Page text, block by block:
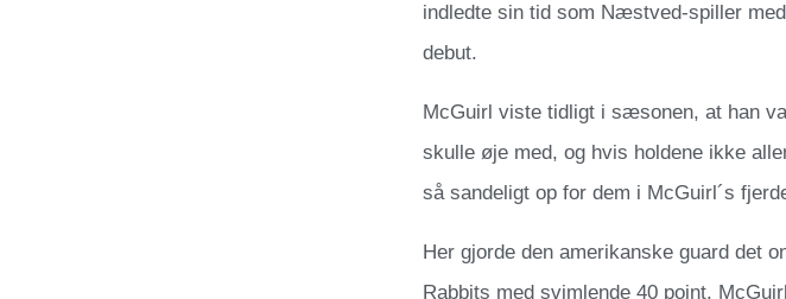
indledte sin tid som Næstved-spiller
debut.
McGuirl viste tidligt i sæsonen, at han
skulle øje med, og hvis holdene ikke
så sandeligt op for dem i McGuirl´s
Her gjorde den amerikanske guard det
Rabbits med svimlende 40 point.